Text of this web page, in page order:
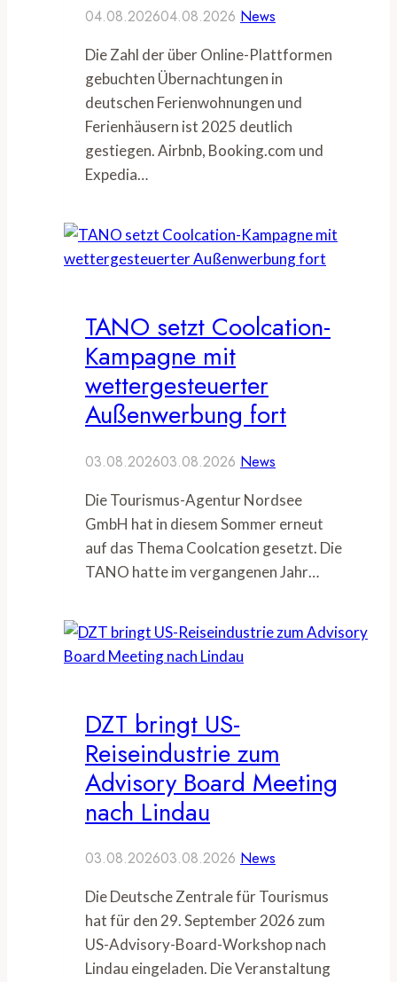
04.08.202604.08.2026 News
Die Zahl der über Online-Plattformen
gebuchten Übernachtungen in
deutschen Ferienwohnungen und
Ferienhäusern ist 2025 deutlich
gestiegen. Airbnb, Booking.com und
Expedia…
TANO setzt Coolcation-
Kampagne mit
wettergesteuerter
Außenwerbung fort
03.08.202603.08.2026 News
Die Tourismus-Agentur Nordsee
GmbH hat in diesem Sommer erneut
auf das Thema Coolcation gesetzt. Die
TANO hatte im vergangenen Jahr…
DZT bringt US-
Reiseindustrie zum
Advisory Board Meeting
nach Lindau
03.08.202603.08.2026 News
Die Deutsche Zentrale für Tourismus
hat für den 29. September 2026 zum
US-Advisory-Board-Workshop nach
Lindau eingeladen. Die Veranstaltung